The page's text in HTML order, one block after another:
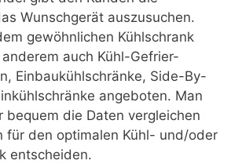
Wunschgerät auszusuchen.
gewöhnlichen Kühlschrank
auch Kühl-Gefrier-
Einbaukühlschränke, Side-By-
angeboten. Man
bequem die Daten vergleichen
für den optimalen Kühl- und/oder
entscheiden.